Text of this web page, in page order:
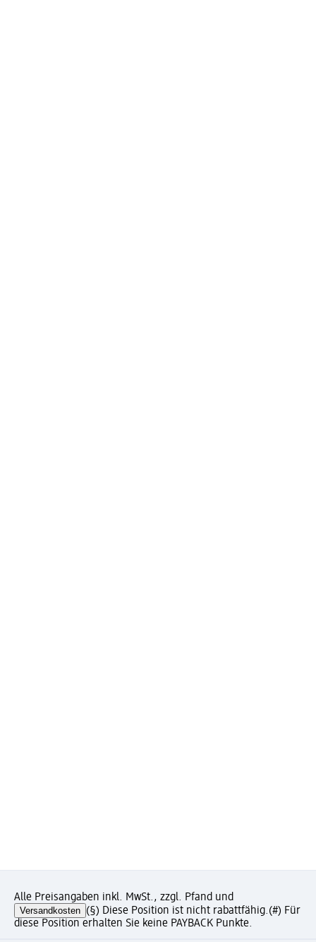
Alle Preisangaben inkl. MwSt., zzgl. Pfand und
Versandkosten (§) Diese Position ist nicht rabattfähig.(#) Für
diese Position erhalten Sie keine PAYBACK Punkte.